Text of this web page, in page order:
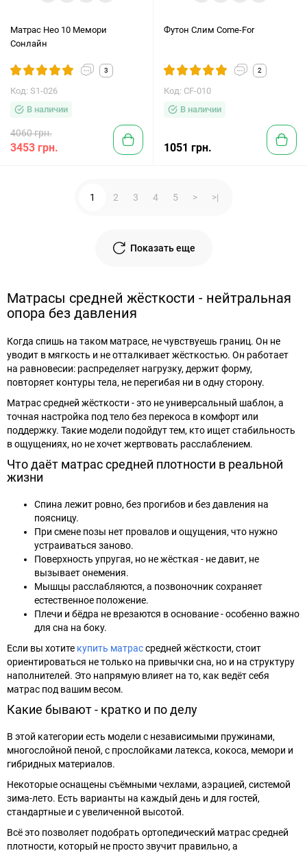
Матрас Нео 10 Мемори
Сонлайн
3
Код: S1-026
В наличии
4060 грн.
3453 грн.
Футон Слим Come-For
2
Код: CF-010
В наличии
1051 грн.
Показать еще
1 2 3 4 5 > >|
Матрасы средней жёсткости - нейтральная
опора без давления
Когда спишь на таком матрасе, не чувствуешь границ. Он не
уводит в мягкость и не отталкивает жёсткостью. Он работает
на равновесии: распределяет нагрузку, держит форму,
повторяет контуры тела, не перегибая ни в одну сторону.
Матрас средней жёсткости - это не универсальный шаблон, а
точная настройка под тело без перекоса в комфорт или
поддержку. Такие модели подойдут тем, кто ищет стабильность
в ощущениях, но не хочет жертвовать расслаблением.
Что даёт матрас средней плотности в реальной
жизни
Спина лежит ровно, без прогибов и без давления на
поясницу.
При смене позы нет провалов и ощущения, что нужно
устраиваться заново.
Поверхность упругая, но не жёсткая - не давит, не
вызывает онемения.
Мышцы расслабляются, а позвоночник сохраняет
естественное положение.
Плечи и бёдра не врезаются в основание - особенно важно
для сна на боку.
Если вы хотите купить матрассредней жёсткости, стоит
ориентироваться не только на привычки сна, но и на структуру
наполнителей. Это напрямую влияет на то, как ведёт себя
матрас под вашим весом.
Какие бывают - кратко и по делу
В этой категории есть модели с независимыми пружинами,
многослойной пеной, с прослойками латекса, кокоса, мемори и
гибридных материалов.
Некоторые оснащены съёмными чехлами, аэрацией, системой
зима-лето. Есть варианты на каждый день и для гостей,
стандартные и с увеличенной высотой.
Всё это позволяет подобрать ортопедический матрас средней
плотности, который не просто звучит правильно, а